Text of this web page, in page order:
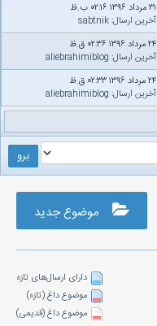
۳۱ مرداد ۱۳۹۶ ۰۲:۱۶ ب.ظ
آخرین ارسال:
sabtnik
۲۴ مرداد ۱۳۹۶ ۰۲:۳۶ ق.ظ
آخرین ارسال:
aliebrahimiblog
۲۴ مرداد ۱۳۹۶ ۰۲:۳۳ ق.ظ
آخرین ارسال:
aliebrahimiblog
موضوع جدید
دارای ارسال‌های تازه‌
موضوع داغ (تازه‌)
موضوع داغ (قدیمی)